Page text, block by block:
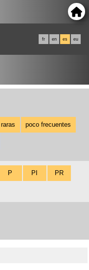
fr en es eu
raras poco frecuentes
P PI PR